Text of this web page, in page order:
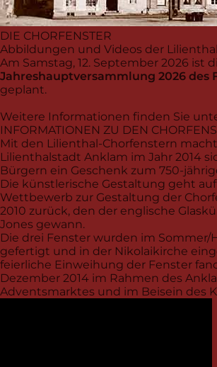
DIE CHORFENSTER
Abbildungen und Videos der
Am Samstag, 12. September 2026 ist
Jahreshauptversammlung 2026 des
geplant.
Weitere Informationen finden Sie
INFORMATIONEN ZU DEN
Mit den Lilienthal-Chorfenstern
Lilienthalstadt Anklam im Jahr 2014
Bürgern ein Geschenk zum 750-
Die künstlerische Gestaltung geht
Wettbewerb zur Gestaltung der
2010 zurück, den der englische
Jones gewann.
Die drei Fenster wurden im Sommer/
gefertigt und in der Nikolaikirche
feierliche Einweihung der Fenster
Dezember 2014 im Rahmen des
Adventsmarktes und im Beisein des